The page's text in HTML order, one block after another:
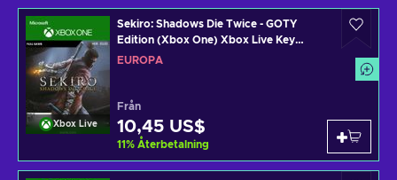
Xbox Live
Sekiro: Shadows Die Twice - GOTY
Edition (Xbox One) Xbox Live Key
EUROPE
EUROPA
Från
10,45 US$
11% Återbetalning